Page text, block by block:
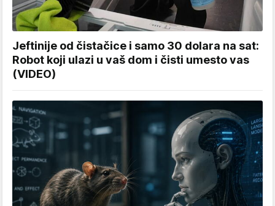
Jeftinije od čistačice i samo 30 dolara na sat:
Robot koji ulazi u vaš dom i čisti umesto vas
(VIDEO)